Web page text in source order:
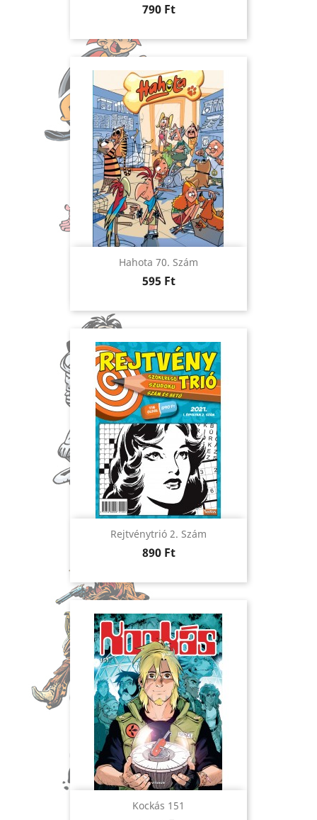
Ár
790 Ft
Hahota 70. Szám
Ár
595 Ft
Rejtvénytrió 2. Szám
Ár
890 Ft
Kockás 151